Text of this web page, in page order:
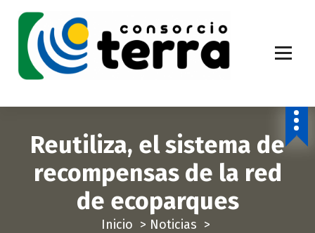
r
Reutiliza, el sistema de
recompensas de la red
de ecoparques
Inicio > Noticias >